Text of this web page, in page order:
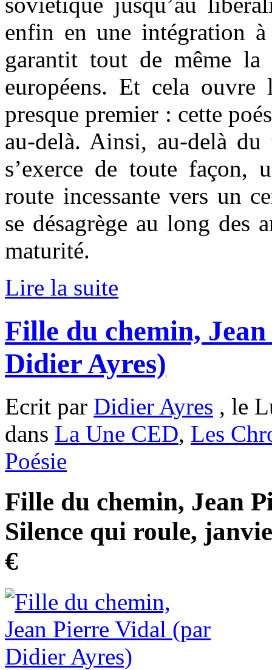
enfin en une intégration
garantit tout de même la
européens. Et cela
presque premier : cette
au-delà. Ainsi, au-delà
s’exerce de toute façon,
route incessante vers un
se désagrège au long des
maturité.
Lire la suite
Fille du chemin,
Didier Ayres)
Ecrit par Didier Ayres , le
dans La Une CED, Les
Poésie
Fille du chemin, Jean
Silence qui roule,
€